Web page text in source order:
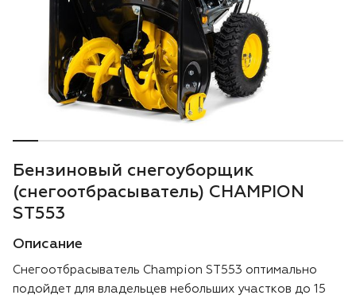
Воздуходувки
Триммеры
Аккумуляторная техника iPrix
Генераторы
Скарификаторы
Подметальные машины
Бензиновый снегоуборщик
(снегоотбрасыватель) CHAMPION
ST553
Описание
Снегоотбрасыватель Champion ST553 оптимально
подойдет для владельцев небольших участков до 15